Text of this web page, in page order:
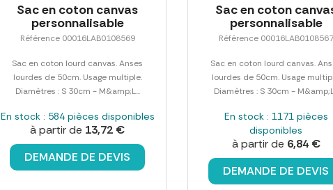
Sac en coton canvas
personnalisable
Référence 00016LAB0108569
Sac en coton lourd canvas. Anses
lourdes de 50cm. Usage multiple.
Diamètres : S 30cm - M&amp;L...
En stock : 584 pièces disponibles
à partir de 13,72 €
DEMANDE DE DEVIS
Sac en coton
personnalisable
Référence 00016LAB0108567
Sac en coton lourd canvas.
lourdes de 50cm. Usage
Diamètres : S 30cm -
En stock : 1171 pièces
disponibles
à partir de 6,84 €
DEMANDE DE DEVIS